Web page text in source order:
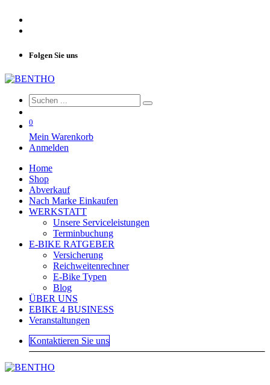
Folgen Sie uns
0
Mein Warenkorb
Anmelden
Home
Shop
Abverkauf
Nach Marke Einkaufen
WERKSTATT
Unsere Serviceleistungen
Terminbuchung
E-BIKE RATGEBER
Versicherung
Reichweitenrechner
E-Bike Typen
Blog
ÜBER UNS
EBIKE 4 BUSINESS
Veranstaltungen
Kontaktieren Sie uns